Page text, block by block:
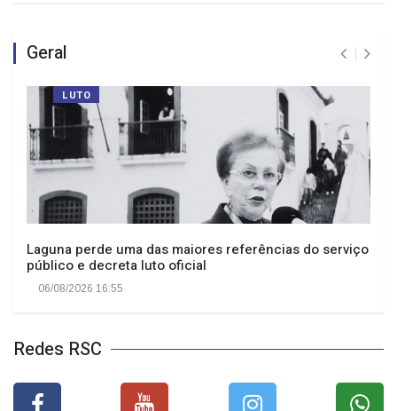
Geral
LUTO
Laguna perde uma das maiores referências do serviço
público e decreta luto oficial
06/08/2026 16:55
Redes RSC